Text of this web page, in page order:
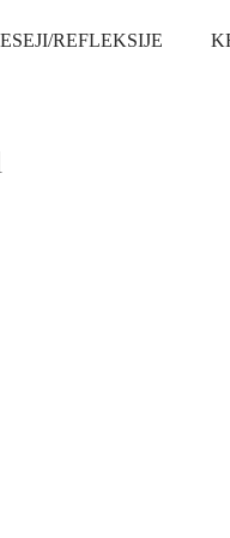
ESEJI/REFLEKSIJE